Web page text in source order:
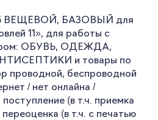
ВЕЩЕВОЙ, БАЗОВЫЙ для
11», для работы с
ОБУВЬ, ОДЕЖДА,
и товары по
проводной, беспроводной
/ нет онлайна /
(в т.ч. приемка
(в т.ч. с печатью